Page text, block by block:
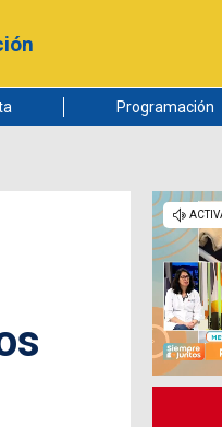
Programación